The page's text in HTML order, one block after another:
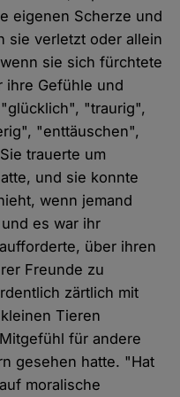
eigenen Scherze und
sie verletzt oder allein
sie sich fürchtete
ihre Gefühle und
"traurig",
"enttäuschen",
trauerte um
und sie konnte
wenn jemand
es war ihr
über ihren
Freunde zu
zärtlich mit
Tieren
für andere
gesehen hatte. "Hat
moralische